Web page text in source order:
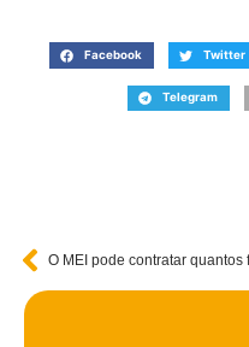
Facebook Twitter
Telegram